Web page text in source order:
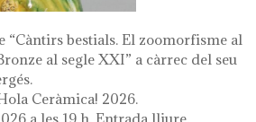
“Càntirs bestials. El zoomorfisme al
al segle XXI” a càrrec del seu
Ceràmica! 2026.